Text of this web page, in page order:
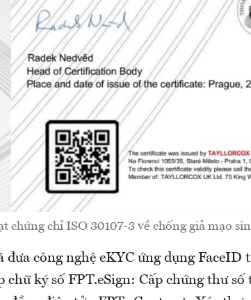
chứng chỉ ISO 30107-3 về chống giả mạo
đưa công nghệ eKYC ứng dụng FaceID
chữ ký số FPT.eSign: Cấp chứng thư số